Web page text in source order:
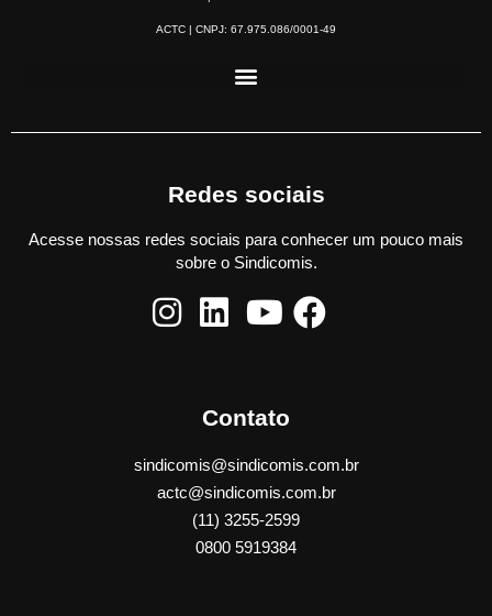
ACTC | CNPJ: 67.975.086/0001-49
Redes sociais
Acesse nossas redes sociais para conhecer um pouco mais
sobre o Sindicomis.
Contato
sindicomis@sindicomis.com.br
actc@sindicomis.com.br
(11) 3255-2599
0800 5919384